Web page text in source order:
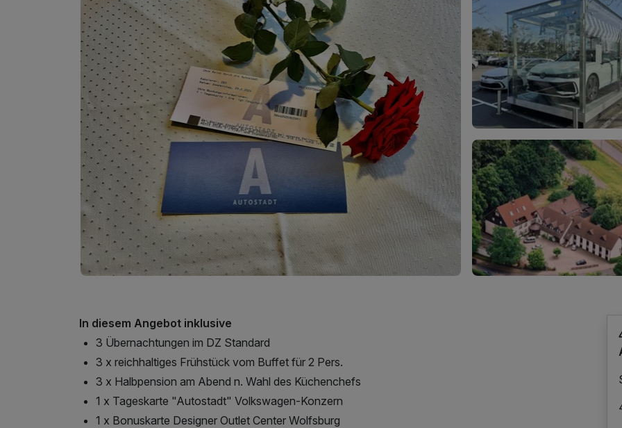
In diesem Angebot inklusive
3 Übernachtungen im DZ Standard
3 x reichhaltiges Frühstück vom Buffet für 2 Pers.
3 x Halbpension am Abend n. Wahl des Küchenchefs
1 x Tageskarte "Autostadt" Volkswagen-Konzern
1 x Bonuskarte Designer Outlet Center Wolfsburg